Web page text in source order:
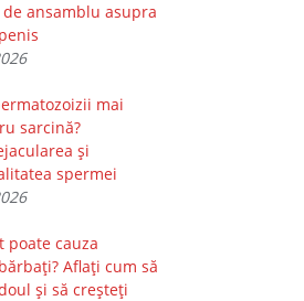
ansamblu asupra
mai
sarcină?
și
spermei
poate cauza
Aflați cum să
și să creșteți